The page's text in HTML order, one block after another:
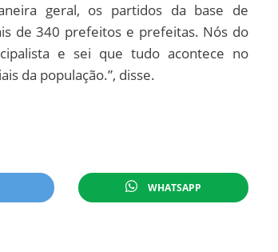
geral, os partidos da base de
de 340 prefeitos e prefeitas. Nós do
e sei que tudo acontece no
da população.”, disse.
WHATSAPP